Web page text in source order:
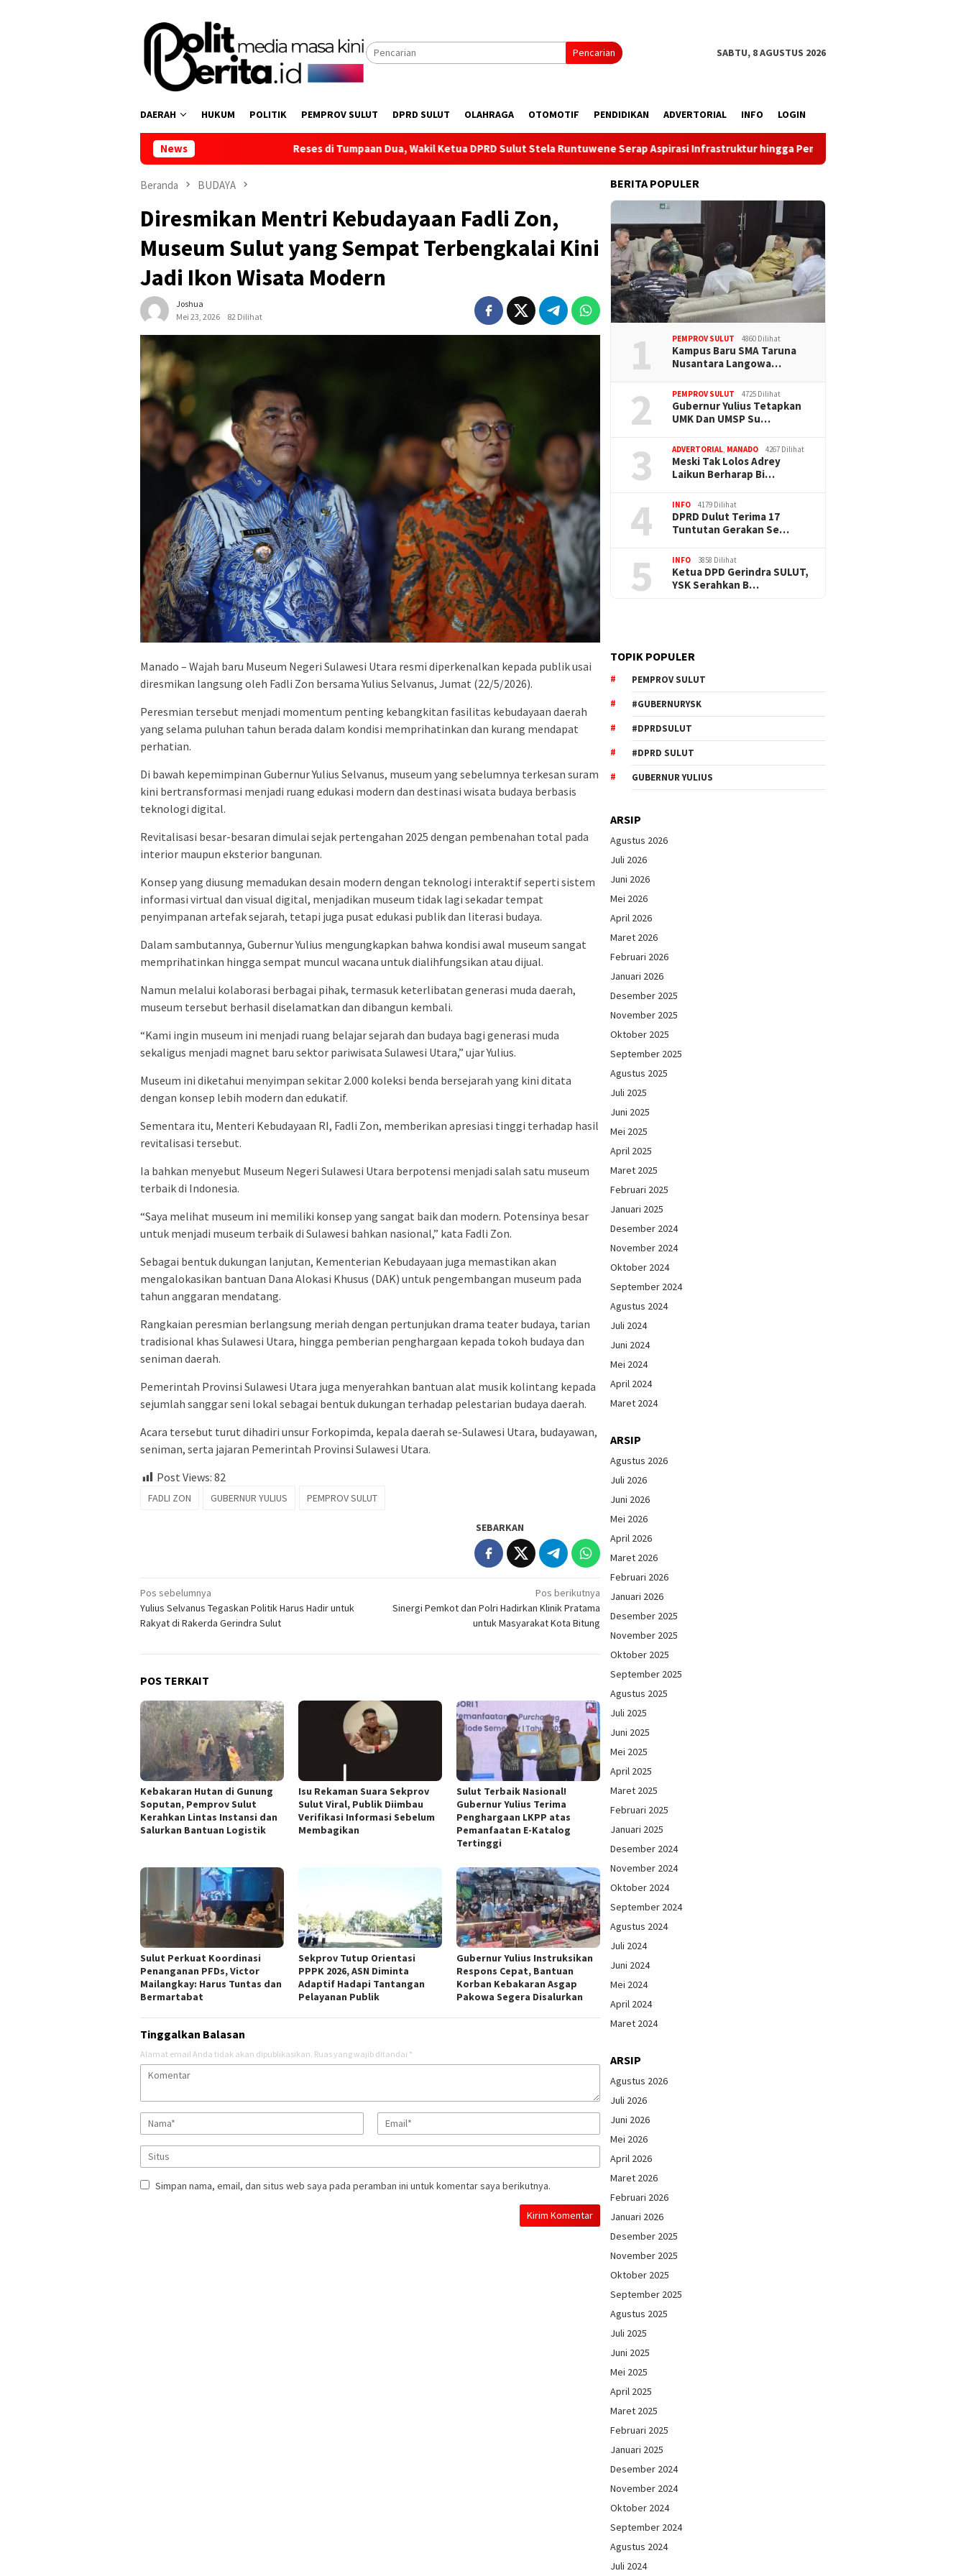
Pencarian
SABTU, 8 AGUSTUS 2026
DAERAH HUKUM POLITIK PEMPROV SULUT DPRD SULUT OLAHRAGA OTOMOTIF PENDIDIKAN ADVERTORIAL INFO LOGIN
NewsReses di Tumpaan Dua, Wakil Ketua DPRD Sulut Stela Runtuwene Serap Aspirasi Infrastruktur hingga Pemberdayaan Ekonomi
Beranda BUDAYA
Diresmikan Mentri Kebudayaan Fadli Zon,
Museum Sulut yang Sempat Terbengkalai Kini
Jadi Ikon Wisata Modern
Joshua
Mei 23, 2026
82 Dilihat
Manado – Wajah baru Museum Negeri Sulawesi Utara resmi diperkenalkan kepada publik usai
diresmikan langsung oleh Fadli Zon bersama Yulius Selvanus, Jumat (22/5/2026).
Peresmian tersebut menjadi momentum penting kebangkitan fasilitas kebudayaan daerah
yang selama puluhan tahun berada dalam kondisi memprihatinkan dan kurang mendapat
perhatian.
Di bawah kepemimpinan Gubernur Yulius Selvanus, museum yang sebelumnya terkesan suram
kini bertransformasi menjadi ruang edukasi modern dan destinasi wisata budaya berbasis
teknologi digital.
Revitalisasi besar-besaran dimulai sejak pertengahan 2025 dengan pembenahan total pada
interior maupun eksterior bangunan.
Konsep yang diusung memadukan desain modern dengan teknologi interaktif seperti sistem
informasi virtual dan visual digital, menjadikan museum tidak lagi sekadar tempat
penyimpanan artefak sejarah, tetapi juga pusat edukasi publik dan literasi budaya.
Dalam sambutannya, Gubernur Yulius mengungkapkan bahwa kondisi awal museum sangat
memprihatinkan hingga sempat muncul wacana untuk dialihfungsikan atau dijual.
Namun melalui kolaborasi berbagai pihak, termasuk keterlibatan generasi muda daerah,
museum tersebut berhasil diselamatkan dan dibangun kembali.
“Kami ingin museum ini menjadi ruang belajar sejarah dan budaya bagi generasi muda
sekaligus menjadi magnet baru sektor pariwisata Sulawesi Utara,” ujar Yulius.
Museum ini diketahui menyimpan sekitar 2.000 koleksi benda bersejarah yang kini ditata
dengan konsep lebih modern dan edukatif.
Sementara itu, Menteri Kebudayaan RI, Fadli Zon, memberikan apresiasi tinggi terhadap hasil
revitalisasi tersebut.
Ia bahkan menyebut Museum Negeri Sulawesi Utara berpotensi menjadi salah satu museum
terbaik di Indonesia.
“Saya melihat museum ini memiliki konsep yang sangat baik dan modern. Potensinya besar
untuk menjadi museum terbaik di Sulawesi bahkan nasional,” kata Fadli Zon.
Sebagai bentuk dukungan lanjutan, Kementerian Kebudayaan juga memastikan akan
mengalokasikan bantuan Dana Alokasi Khusus (DAK) untuk pengembangan museum pada
tahun anggaran mendatang.
Rangkaian peresmian berlangsung meriah dengan pertunjukan drama teater budaya, tarian
tradisional khas Sulawesi Utara, hingga pemberian penghargaan kepada tokoh budaya dan
seniman daerah.
Pemerintah Provinsi Sulawesi Utara juga menyerahkan bantuan alat musik kolintang kepada
sejumlah sanggar seni lokal sebagai bentuk dukungan terhadap pelestarian budaya daerah.
Acara tersebut turut dihadiri unsur Forkopimda, kepala daerah se-Sulawesi Utara, budayawan,
seniman, serta jajaran Pemerintah Provinsi Sulawesi Utara.
Post Views: 82
FADLI ZON GUBERNUR YULIUS PEMPROV SULUT
SEBARKAN
Navigasi
pos
Pos sebelumnya
Yulius Selvanus Tegaskan Politik Harus Hadir untuk
Rakyat di Rakerda Gerindra Sulut
Pos berikutnya
Sinergi Pemkot dan Polri Hadirkan Klinik Pratama
untuk Masyarakat Kota Bitung
POS TERKAIT
Kebakaran Hutan di Gunung
Soputan, Pemprov Sulut
Kerahkan Lintas Instansi dan
Salurkan Bantuan Logistik
Isu Rekaman Suara Sekprov
Sulut Viral, Publik Diimbau
Verifikasi Informasi Sebelum
Membagikan
Sulut Terbaik Nasional!
Gubernur Yulius Terima
Penghargaan LKPP atas
Pemanfaatan E-Katalog
Tertinggi
Sulut Perkuat Koordinasi
Penanganan PFDs, Victor
Mailangkay: Harus Tuntas dan
Bermartabat
Sekprov Tutup Orientasi
PPPK 2026, ASN Diminta
Adaptif Hadapi Tantangan
Pelayanan Publik
Gubernur Yulius Instruksikan
Respons Cepat, Bantuan
Korban Kebakaran Asgap
Pakowa Segera Disalurkan
Tinggalkan Balasan
Alamat email Anda tidak akan dipublikasikan. Ruas yang wajib ditandai *
Simpan nama, email, dan situs web saya pada peramban ini untuk komentar saya berikutnya.
BERITA POPULER
1 PEMPROV SULUT 4860 Dilihat
Kampus Baru SMA Taruna
Nusantara Langowa…
2 PEMPROV SULUT 4725 Dilihat
Gubernur Yulius Tetapkan
UMK Dan UMSP Su…
3 ADVERTORIAL MANADO 4267 Dilihat
Meski Tak Lolos Adrey
Laikun Berharap Bi…
4 INFO 4179 Dilihat
DPRD Dulut Terima 17
Tuntutan Gerakan Se…
5 INFO 3858 Dilihat
Ketua DPD Gerindra SULUT,
YSK Serahkan B…
TOPIK POPULER
PEMPROV SULUT
#GUBERNURYSK
#DPRDSULUT
#DPRD SULUT
GUBERNUR YULIUS
ARSIP
Agustus 2026
Juli 2026
Juni 2026
Mei 2026
April 2026
Maret 2026
Februari 2026
Januari 2026
Desember 2025
November 2025
Oktober 2025
September 2025
Agustus 2025
Juli 2025
Juni 2025
Mei 2025
April 2025
Maret 2025
Februari 2025
Januari 2025
Desember 2024
November 2024
Oktober 2024
September 2024
Agustus 2024
Juli 2024
Juni 2024
Mei 2024
April 2024
Maret 2024
ARSIP
Agustus 2026
Juli 2026
Juni 2026
Mei 2026
April 2026
Maret 2026
Februari 2026
Januari 2026
Desember 2025
November 2025
Oktober 2025
September 2025
Agustus 2025
Juli 2025
Juni 2025
Mei 2025
April 2025
Maret 2025
Februari 2025
Januari 2025
Desember 2024
November 2024
Oktober 2024
September 2024
Agustus 2024
Juli 2024
Juni 2024
Mei 2024
April 2024
Maret 2024
ARSIP
Agustus 2026
Juli 2026
Juni 2026
Mei 2026
April 2026
Maret 2026
Februari 2026
Januari 2026
Desember 2025
November 2025
Oktober 2025
September 2025
Agustus 2025
Juli 2025
Juni 2025
Mei 2025
April 2025
Maret 2025
Februari 2025
Januari 2025
Desember 2024
November 2024
Oktober 2024
September 2024
Agustus 2024
Juli 2024